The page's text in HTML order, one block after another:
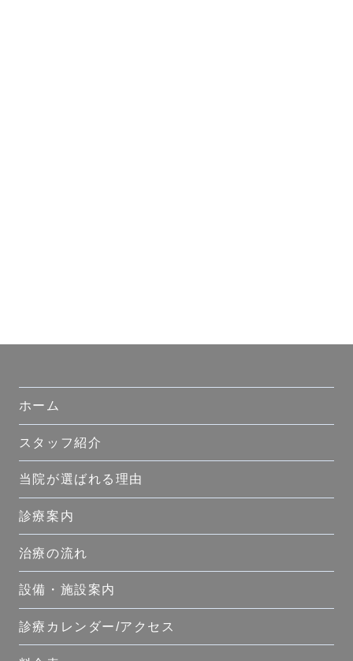
ホーム
スタッフ紹介
当院が選ばれる理由
診療案内
治療の流れ
設備・施設案内
診療カレンダー/アクセス